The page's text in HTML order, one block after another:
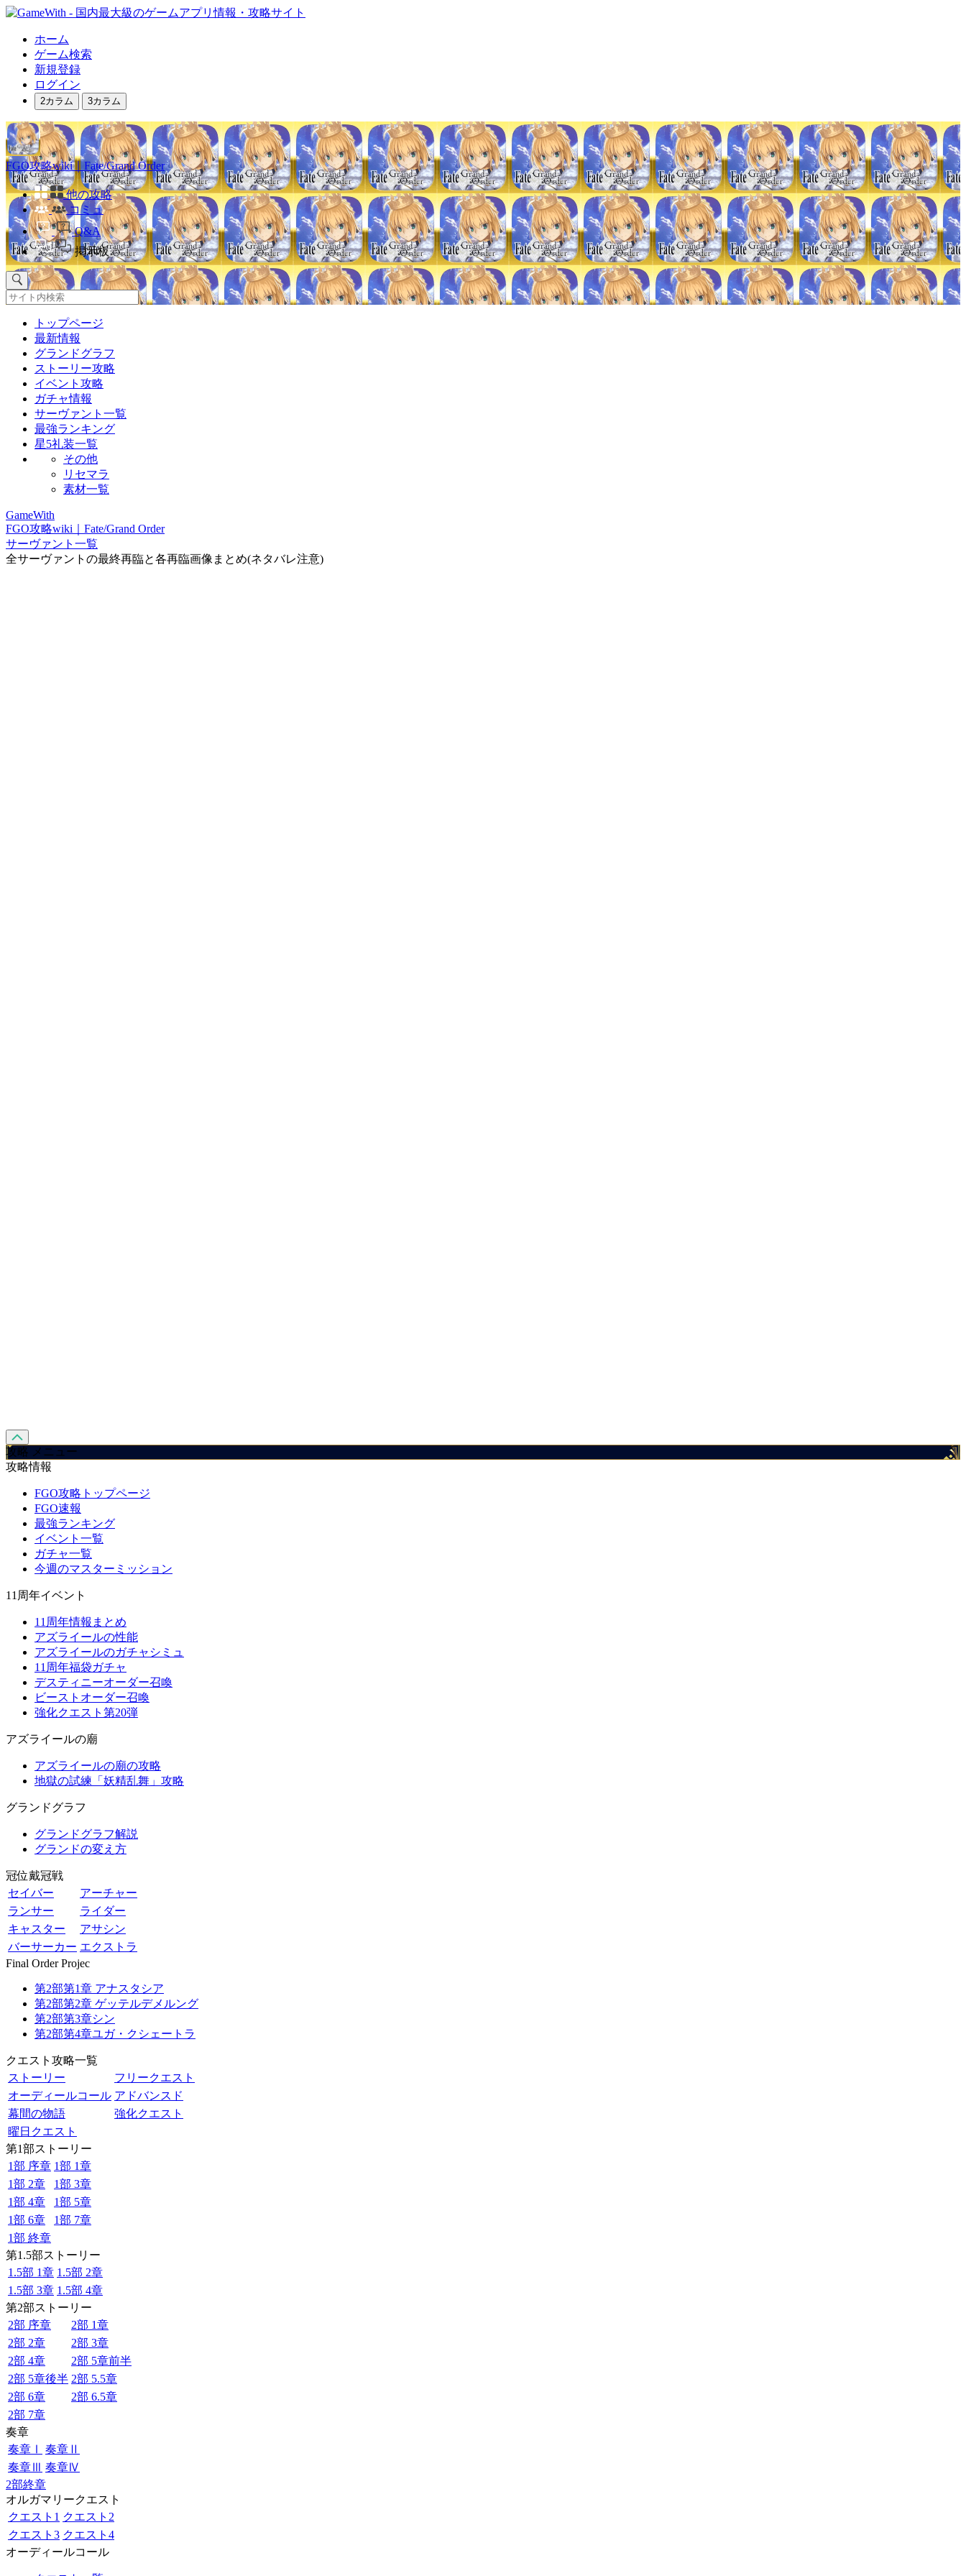
ホーム
ゲーム検索
新規登録
ログイン
2カラム 3カラム
FGO攻略wiki｜Fate/Grand Order
他の攻略
コミュ
Q&A
掲示板
トップページ
最新情報
グランドグラフ
ストーリー攻略
イベント攻略
ガチャ情報
サーヴァント一覧
最強ランキング
星5礼装一覧
その他
リセマラ
素材一覧
GameWith
FGO攻略wiki｜Fate/Grand Order
サーヴァント一覧
全サーヴァントの最終再臨と各再臨画像まとめ(ネタバレ注意)
攻略 メニュー
攻略情報
FGO攻略トップページ
FGO速報
最強ランキング
イベント一覧
ガチャ一覧
今週のマスターミッション
11周年イベント
11周年情報まとめ
アズライールの性能
アズライールのガチャシミュ
11周年福袋ガチャ
デスティニーオーダー召喚
ビーストオーダー召喚
強化クエスト第20弾
アズライールの廟
アズライールの廟の攻略
地獄の試練「妖精乱舞」攻略
グランドグラフ
グランドグラフ解説
グランドの変え方
冠位戴冠戦
セイバー
アーチャー
ランサー
ライダー
キャスター
アサシン
バーサーカー エクストラ
Final Order Projec
第2部第1章 アナスタシア
第2部第2章 ゲッテルデメルング
第2部第3章シン
第2部第4章ユガ・クシェートラ
クエスト攻略一覧
ストーリー
フリークエスト
オーディールコール アドバンスド
幕間の物語
強化クエスト
曜日クエスト
第1部ストーリー
1部 序章 1部 1章
1部 2章
1部 3章
1部 4章
1部 5章
1部 6章
1部 7章
1部 終章
第1.5部ストーリー
1.5部 1章 1.5部 2章
1.5部 3章 1.5部 4章
第2部ストーリー
2部 序章
2部 1章
2部 2章
2部 3章
2部 4章
2部 5章前半
2部 5章後半 2部 5.5章
2部 6章
2部 6.5章
2部 7章
奏章
奏章Ⅰ
奏章Ⅱ
奏章Ⅲ 奏章Ⅳ
2部終章
オルガマリークエスト
クエスト1 クエスト2
クエスト3 クエスト4
オーディールコール